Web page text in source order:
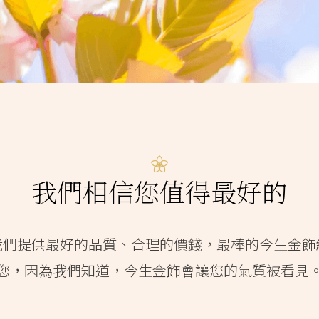
我們相信您值得最好的
提供最好的品質、合理的價錢，最棒的今生金
，因為我們知道，今生金飾會讓您的氣質被看見